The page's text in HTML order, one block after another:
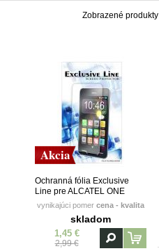
Zobrazené produkty
Akcia
Ochranná fólia Exclusive
Line pre ALCATEL ONE
TOUCH POP C5 (OT5036D)
vynikajúci pomer cena - kvalita
skladom
1,45 €
2,99 €